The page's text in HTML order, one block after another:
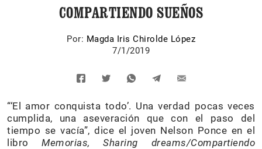
COMPARTIENDO SUEÑOS
Por: Magda Iris Chirolde López
7/1/2019
“‘El amor conquista todo’. Una verdad pocas veces
cumplida, una aseveración que con el paso del
tiempo se vacía”, dice el joven Nelson Ponce en el
libroMemorias, Sharing dreams/Compartiendo